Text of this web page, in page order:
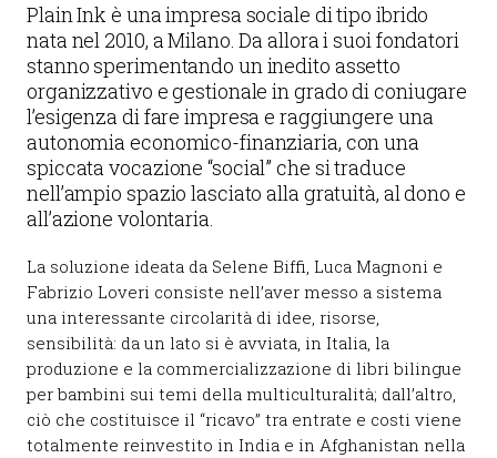
Plain Ink è una impresa sociale di tipo ibrido
nata nel 2010, a Milano. Da allora i suoi fondatori
stanno sperimentando un inedito assetto
organizzativo e gestionale in grado di coniugare
l’esigenza di fare impresa e raggiungere una
autonomia economico-finanziaria, con una
spiccata vocazione “social” che si traduce
nell’ampio spazio lasciato alla gratuità, al dono e
all’azione volontaria.
La soluzione ideata da Selene Biffi, Luca Magnoni e
Fabrizio Loveri consiste nell’aver messo a sistema
una interessante circolarità di idee, risorse,
sensibilità: da un lato si è avviata, in Italia, la
produzione e la commercializzazione di libri bilingue
per bambini sui temi della multiculturalità; dall’altro,
ciò che costituisce il “ricavo” tra entrate e costi viene
totalmente reinvestito in India e in Afghanistan nella